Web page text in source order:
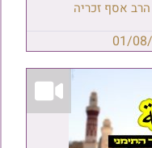
אסף זכריה
01/